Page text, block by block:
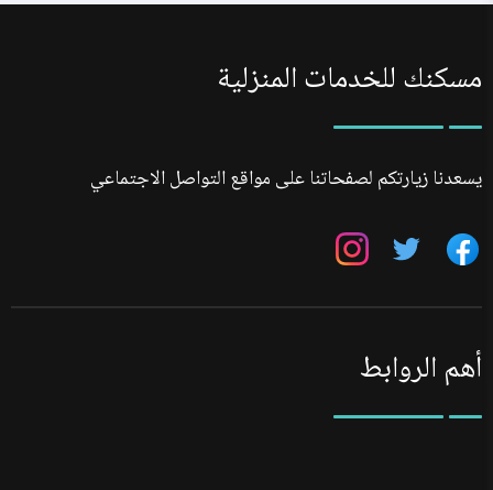
مسكنك للخدمات المنزلية
يسعدنا زيارتكم لصفحاتنا على مواقع التواصل الاجتماعي
تابعنا
فيسبوك
تابعنا
تويتر انستجرام
أهم الروابط